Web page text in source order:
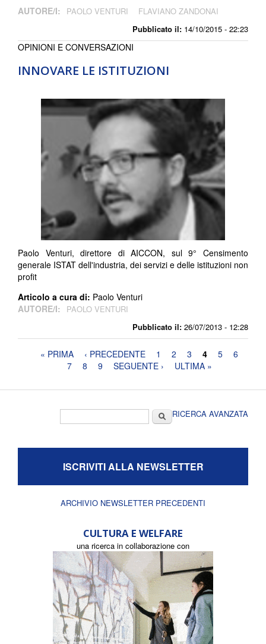
Pubblicato il: 14/10/2015 - 22:23
AUTORE/I: PAOLO VENTURI FLAVIANO ZANDONAI
INNOVARE LE ISTITUZIONI
Pubblicato il: 26/07/2013 - 12:28
OPINIONI E CONVERSAZIONI
Paolo Venturi, direttore di AICCON, sul 9° Censimento
generale ISTAT dell'industria, dei servizi e delle istituzioni non
profit
Articolo a cura di: Paolo Venturi
AUTORE/I:
PAOLO VENTURI
Pagine« PRIMA ‹ PRECEDENTE 1 2 3 4 5
6
7
8 9 SEGUENTE › ULTIMA »
CercaRICERCA AVANZATA
ISCRIVITI ALLA NEWSLETTER
ARCHIVIO NEWSLETTER PRECEDENTI
CULTURA E WELFARE
una ricerca in collaborazione con